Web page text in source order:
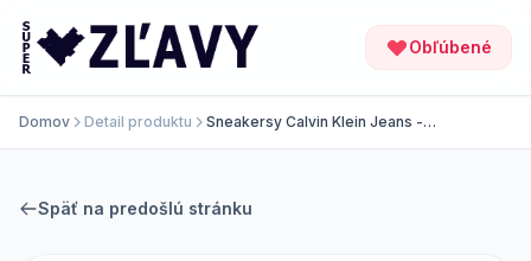
Obľúbené
Domov Detail produktu
Sneakersy Calvin Klein Jeans -
Späť na predošlú stránku